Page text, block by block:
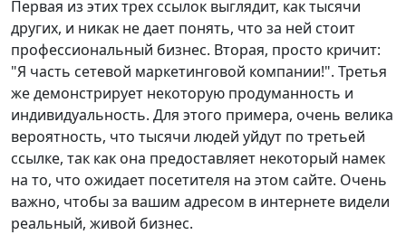
Первая из этих трех ссылок выглядит, как тысячи
других, и никак не дает понять, что за ней стоит
профессиональный бизнес. Вторая, просто кричит:
"Я часть сетевой маркетинговой компании!". Третья
же демонстрирует некоторую продуманность и
индивидуальность. Для этого примера, очень велика
вероятность, что тысячи людей уйдут по третьей
ссылке, так как она предоставляет некоторый намек
на то, что ожидает посетителя на этом сайте. Очень
важно, чтобы за вашим адресом в интернете видели
реальный, живой бизнес.